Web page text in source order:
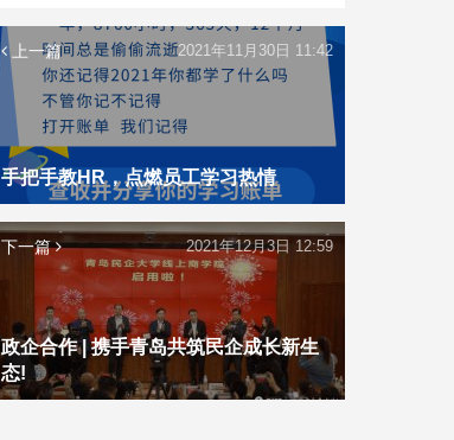
上一篇
手把手教HR，点燃员工学习热情
2021年11月30日 11:42
下一篇
政企合作 | 携手青岛共筑民企成长新生
态!
2021年12月3日 12:59